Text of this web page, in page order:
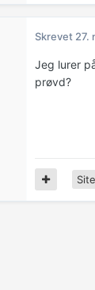
Skrevet 27.
Jeg lurer
prøvd?